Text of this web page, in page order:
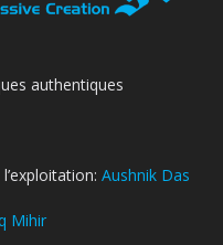
authentiques
Aushnik Das
Mihir